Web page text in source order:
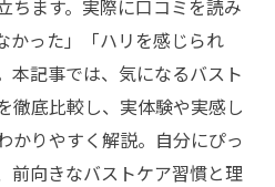
ちます。実際に口コミを読み
かった」「ハリを感じられ
本記事では、気になるバスト
徹底比較し、実体験や実感し
かりやすく解説。自分にぴっ
前向きなバストケア習慣と理